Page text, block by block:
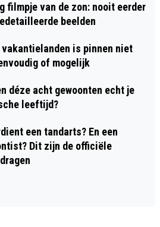
filmpje van de zon: nooit eerder
beelden
vakantielanden is pinnen niet
of mogelijk
déze acht gewoonten echt je
leeftijd?
een tandarts? En een
Dit zijn de officiële